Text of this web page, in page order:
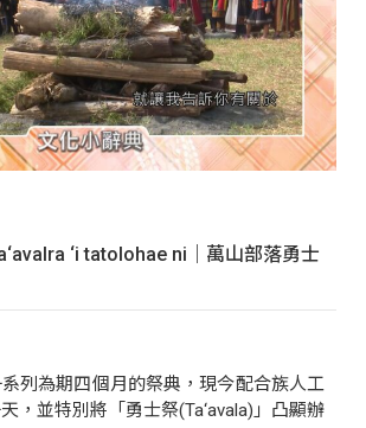
‘i tatolohae ni｜萬山部落勇士
列為期四個月的祭典，現今配合族人工
，並特別將「勇士祭(Ta‘avala)」凸顯辦